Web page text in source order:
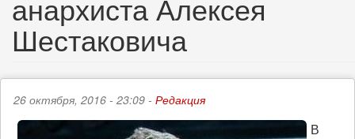
анархиста Алексея
Шестаковича
26 октября, 2016 - 23:09 - Редакция
В